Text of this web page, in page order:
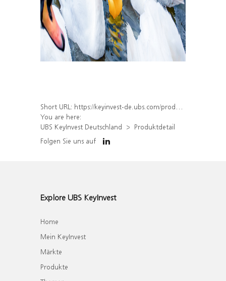
Short URL: https://keyinvest-de.ubs.com/produkt/detail/index/isin/DE000WA6CA17
You are here:
UBS KeyInvest Deutschland
Produktdetail
Folgen Sie uns auf
Explore UBS KeyInvest
Home
Mein KeyInvest
Märkte
Produkte